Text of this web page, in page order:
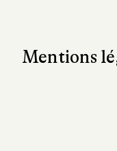
Mentions